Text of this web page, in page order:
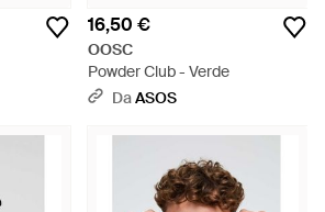
16,50 €
OOSC
Powder Club - Verde
DaASOS